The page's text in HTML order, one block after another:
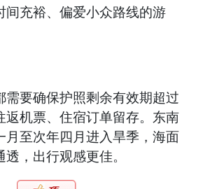
间充裕、偏爱小众路线的游
需要确保护照剩余有效期超过
返机票、住宿订单留存。东南
月至次年四月进入旱季，海面
，出行观感更佳。